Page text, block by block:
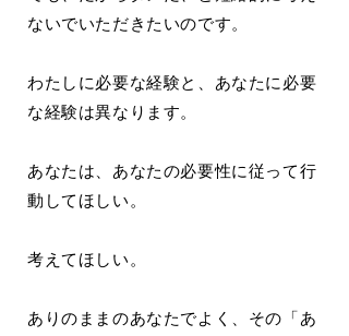
ないでいただきたいのです。
わたしに必要な経験と、あなたに必要
な経験は異なります。
あなたは、あなたの必要性に従って行
動してほしい。
考えてほしい。
ありのままのあなたでよく、その「あ